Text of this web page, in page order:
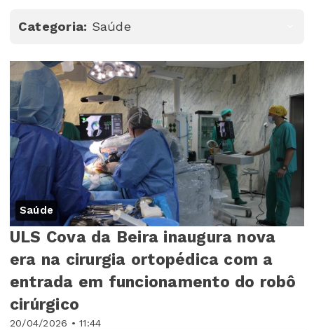
Categoria: Saúde
Saúde
20/04/2026 • 11:44
ULS Cova da Beira inaugura nova
era na cirurgia ortopédica com a
entrada em funcionamento do robô
cirúrgico